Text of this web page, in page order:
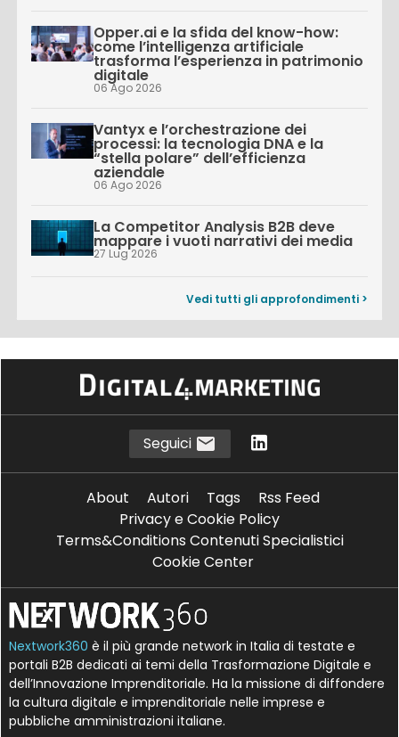
Opper.ai e la sfida del know-how:
come l’intelligenza artificiale
trasforma l’esperienza in patrimonio
digitale
06 Ago 2026
Vantyx e l’orchestrazione dei
processi: la tecnologia DNA e la
“stella polare” dell’efficienza
aziendale
06 Ago 2026
La Competitor Analysis B2B deve
mappare i vuoti narrativi dei media
27 Lug 2026
Vedi tutti gli approfondimenti >
Seguici
About Autori Tags
Rss Feed
Privacy e Cookie Policy
Terms&Conditions Contenuti Specialistici
Cookie Center
Nextwork360 è il più grande network in Italia di testate e
portali B2B dedicati ai temi della Trasformazione Digitale e
dell’Innovazione Imprenditoriale. Ha la missione di diffondere
la cultura digitale e imprenditoriale nelle imprese e
pubbliche amministrazioni italiane.